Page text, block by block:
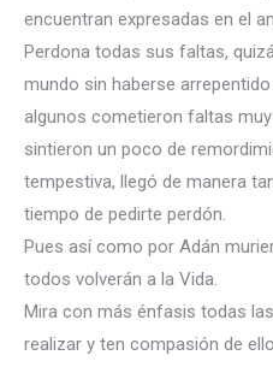
encuentran expresadas en el
Perdona todas sus faltas,
mundo sin haberse
algunos cometieron faltas
sintieron un poco de
tempestiva, llegó de manera
tiempo de pedirte perdón.
Pues así como por Adán
todos volverán a la Vida.
Mira con más énfasis todas
realizar y ten compasión de